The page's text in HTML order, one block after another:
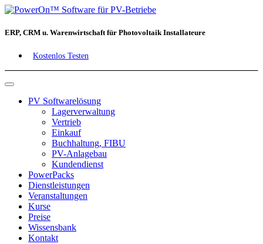
ERP, CRM u. Warenwirtschaft für Photovoltaik Installateure
Kostenlos Testen
PV Softwarelösung
Lagerverwaltung
Vertrieb
Einkauf
Buchhaltung, FIBU
PV-Anlagebau
Kundendienst
PowerPacks
Dienstleistungen
Veranstaltungen
Kurse
Preise
Wissensbank
Kontakt